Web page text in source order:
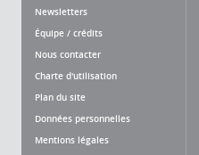
Newsletters
Équipe / crédits
Nous contacter
Charte d'utilisation
Plan du site
Données personnelles
Mentions légales